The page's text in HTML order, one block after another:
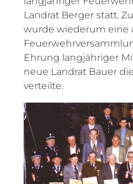
Landrat Berger statt.
wurde wiederum eine
Ehrung langjähriger
neue Landrat Bauer
verteilte.